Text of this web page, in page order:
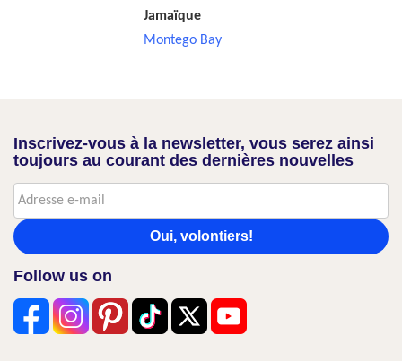
Jamaïque
Montego Bay
Inscrivez-vous à la newsletter, vous serez ainsi
toujours au courant des dernières nouvelles
Oui, volontiers!
Follow us on